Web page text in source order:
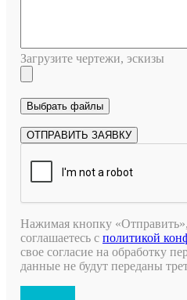
Загрузите чертежи, эскизы
Нажимая кнопку
соглашаетесь с политикой
свое согласие на обработку
данные не будут переданы